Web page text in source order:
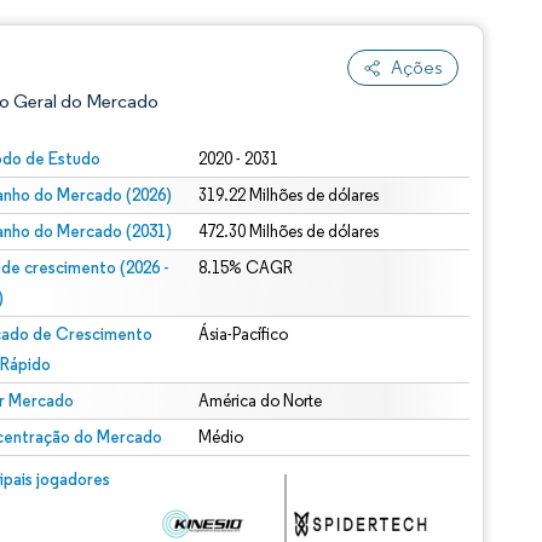
Ações
Geral do Mercado
de Estudo 2020 - 2031
do Mercado (2026) 319.22 Milhões de dólares
do Mercado (2031) 472.30 Milhões de dólares
de crescimento (2026 -
8.15% CAGR
de Crescimento
Ásia-Pacífico
Mercado América do Norte
do Mercado Médio
jogadores
© Mordor Intelligence. O reuso requer atribuição conforme CC BY 4.0.
conforme CC BY 4.0.